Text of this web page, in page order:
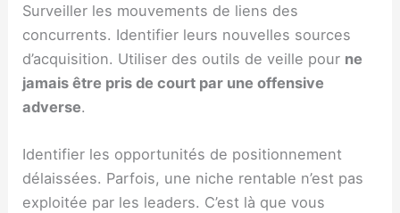
Surveiller les mouvements de liens des
concurrents. Identifier leurs nouvelles sources
d’acquisition. Utiliser des outils de veille pour ne
jamais être pris de court par une offensive
adverse.
Identifier les opportunités de positionnement
délaissées. Parfois, une niche rentable n’est pas
exploitée par les leaders. C’est là que vous